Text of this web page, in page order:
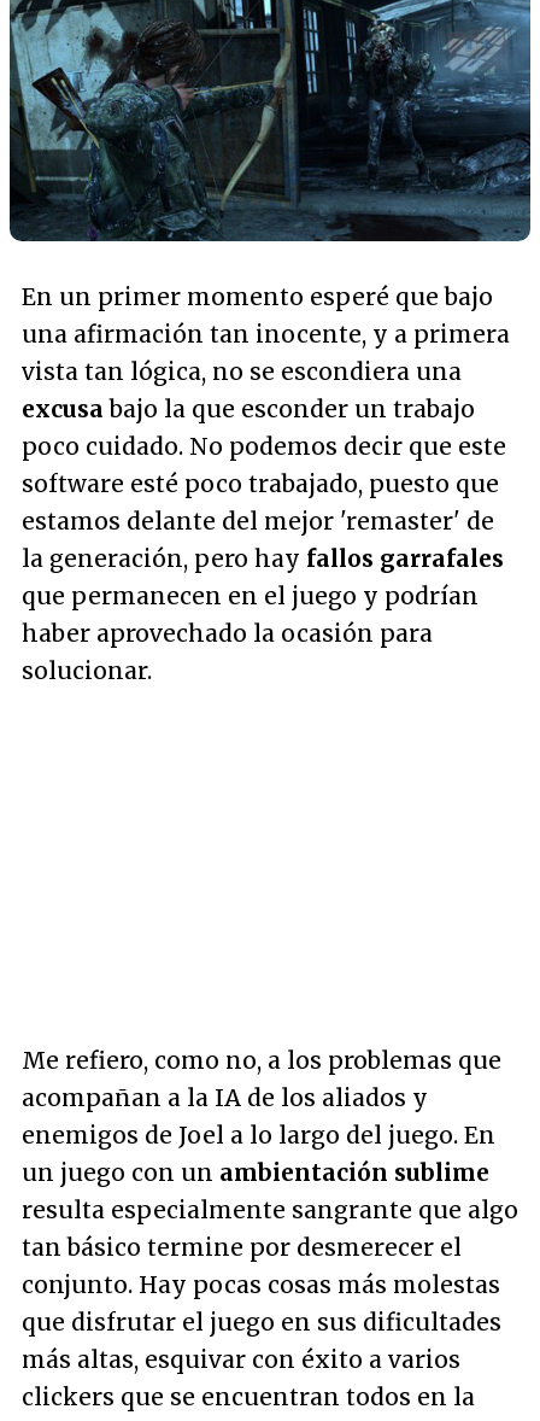
En un primer momento esperé que bajo
una afirmación tan inocente, y a primera
vista tan lógica, no se escondiera una
excusa bajo la que esconder un trabajo
poco cuidado. No podemos decir que este
software esté poco trabajado, puesto que
estamos delante del mejor 'remaster' de
la generación, pero hay fallos garrafales
que permanecen en el juego y podrían
haber aprovechado la ocasión para
solucionar.
Me refiero, como no, a los problemas que
acompañan a la IA de los aliados y
enemigos de Joel a lo largo del juego. En
un juego con un ambientación sublime
resulta especialmente sangrante que algo
tan básico termine por desmerecer el
conjunto. Hay pocas cosas más molestas
que disfrutar el juego en sus dificultades
más altas, esquivar con éxito a varios
clickers que se encuentran todos en la